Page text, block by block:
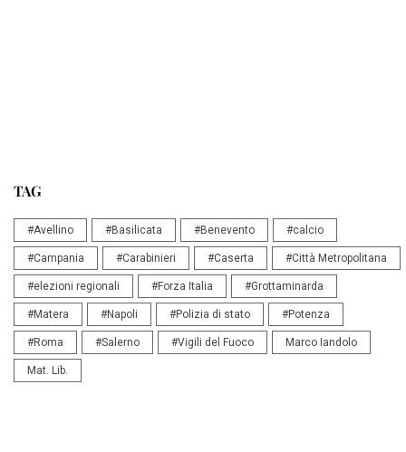
TAG
#Avellino #Basilicata #Benevento #calcio
#Campania #Carabinieri #Caserta #Città Metropolitana
#elezioni regionali #Forza Italia #Grottaminarda
#Matera #Napoli #Polizia di stato #Potenza
#Roma #Salerno #Vigili del Fuoco Marco Iandolo
Mat. Lib.